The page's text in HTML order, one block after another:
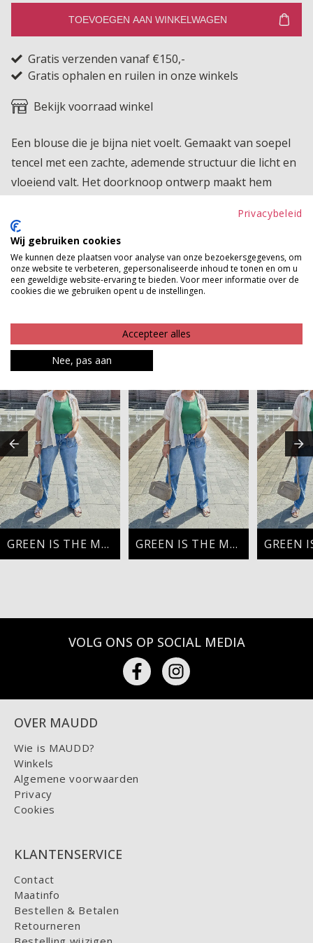
TOEVOEGEN AAN WINKELWAGEN
Gratis verzenden vanaf €150,-
Gratis ophalen en ruilen in onze winkels
Bekijk voorraad winkel
Een blouse die je bijna niet voelt. Gemaakt van soepel
tencel met een zachte, ademende structuur die licht en
vloeiend valt. Het doorknoop ontwerp maakt hem
als luchtige overshirt. Perfect als lichte bedekking
tegen zon of wanneer de wind net even opsteekt.
Product kenmerken
Betaalinformatie
MAAK JE LOOK COMPLEET
GREEN IS THE MOMENT GREEN IS THE MOMENT
VOLG ONS OP SOCIAL MEDIA
OVER MAUDD
Wie is MAUDD?
Winkels
Algemene voorwaarden
Privacy
Cookies
KLANTENSERVICE
Contact
Maatinfo
Bestellen & Betalen
Retourneren
Privacybeleid
Wij gebruiken cookies
We kunnen deze plaatsen voor analyse van onze bezoekersgegevens, om
onze website te verbeteren, gepersonaliseerde inhoud te tonen en om u
een geweldige website-ervaring te bieden. Voor meer informatie over de
cookies die we gebruiken opent u de instellingen.
Accepteer alles
Nee, pas aan